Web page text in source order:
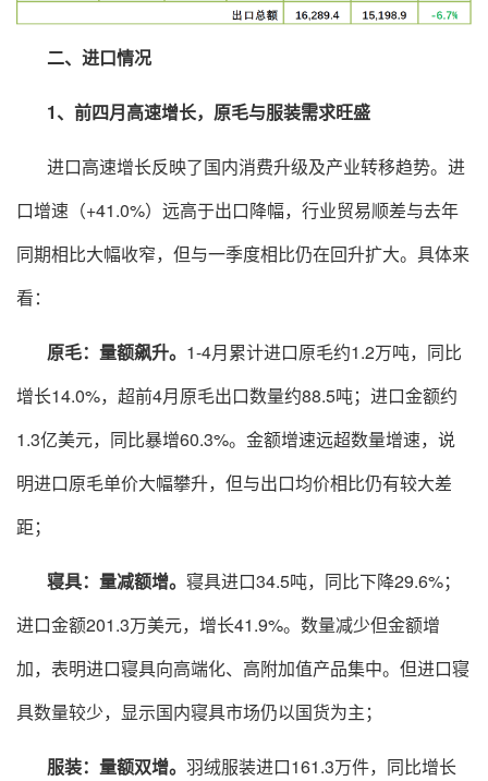
二、进口情况
1、前四月高速增长，原毛与服装需求旺盛
进口高速增长反映了国内消费升级及产业转移趋势。进
口增速（+41.0%）远高于出口降幅，行业贸易顺差与去年
同期相比大幅收窄，但与一季度相比仍在回升扩大。具体来
看：
原毛：量额飙升。 1-4月累计进口原毛约1.2万吨，同比
增长14.0%，超前4月原毛出口数量约88.5吨；进口金额约
1.3亿美元，同比暴增60.3%。金额增速远超数量增速，说
明进口原毛单价大幅攀升，但与出口均价相比仍有较大差
距；
寝具：量减额增。 寝具进口34.5吨，同比下降29.6%；
进口金额201.3万美元，增长41.9%。数量减少但金额增
加，表明进口寝具向高端化、高附加值产品集中。但进口寝
具数量较少，显示国内寝具市场仍以国货为主；
服装：量额双增。 羽绒服装进口161.3万件，同比增长